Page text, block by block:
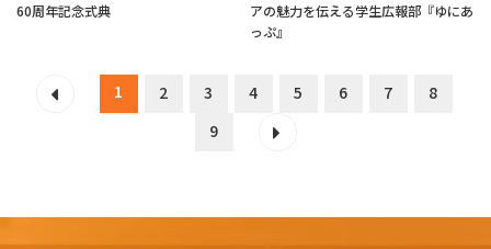
60周年記念式典
アの魅力を伝える学生広報部『ゆにあ
っぷ』
1 2 3 4 5 6 7
8
9